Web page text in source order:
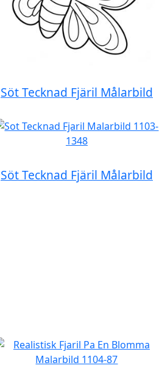
Söt Tecknad Fjäril Målarbild
Söt Tecknad Fjäril Målarbild